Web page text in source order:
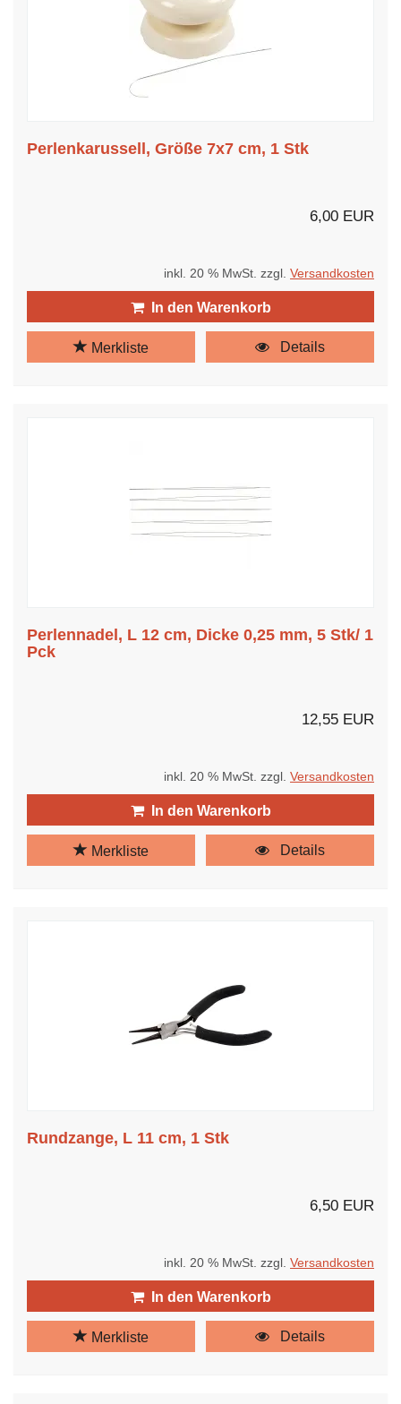
Perlenkarussell, Größe 7x7 cm, 1 Stk
6,00 EUR
inkl. 20 % MwSt. zzgl. Versandkosten
In den Warenkorb
Merkliste Details
Perlennadel, L 12 cm, Dicke 0,25 mm, 5 Stk/ 1
Pck
12,55 EUR
inkl. 20 % MwSt. zzgl. Versandkosten
In den Warenkorb
Merkliste Details
Rundzange, L 11 cm, 1 Stk
6,50 EUR
inkl. 20 % MwSt. zzgl. Versandkosten
In den Warenkorb
Merkliste Details